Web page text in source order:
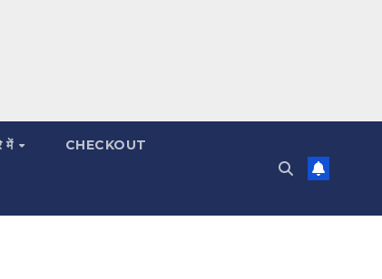
में CHECKOUT